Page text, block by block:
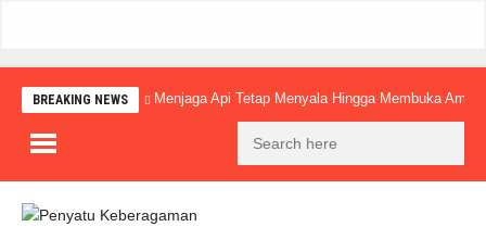
BREAKING NEWS Menjaga Api Tetap Menyala Hingga Membuka